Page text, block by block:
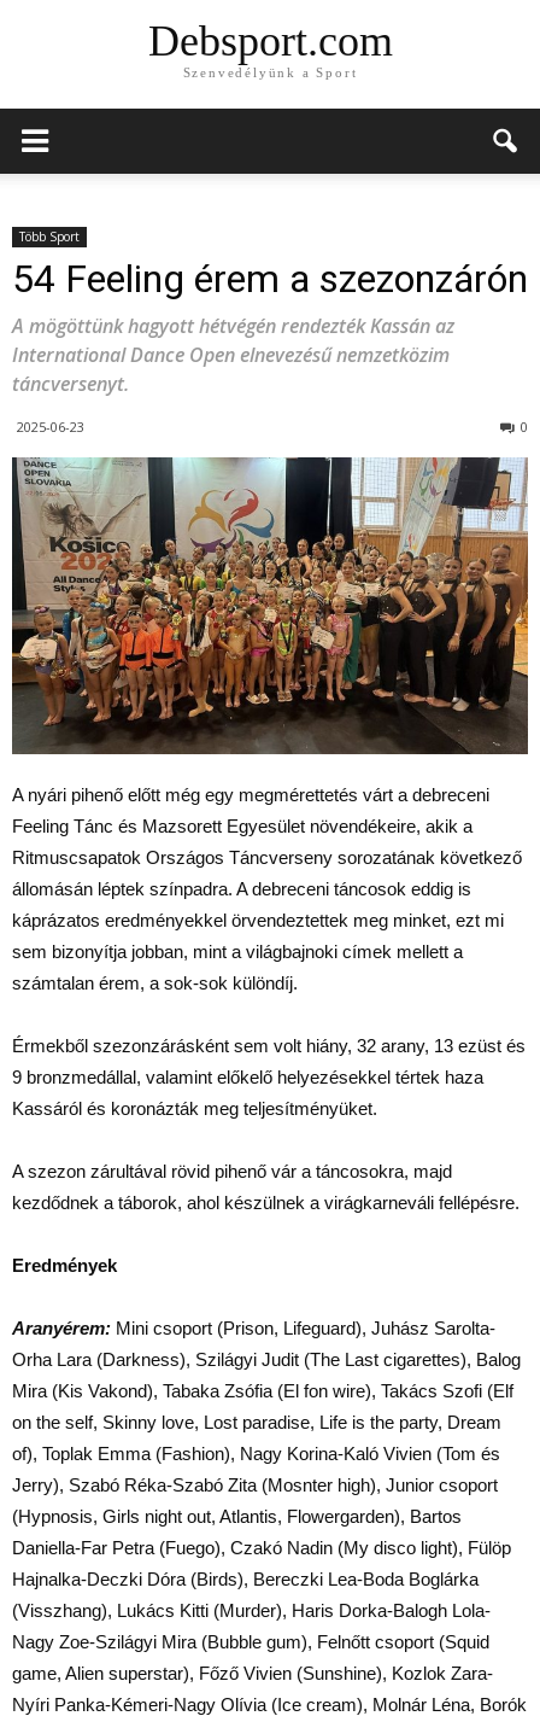
Debsport.com
Szenvedélyünk a Sport
Több Sport
54 Feeling érem a szezonzárón
A mögöttünk hagyott hétvégén rendezték Kassán az
International Dance Open elnevezésű nemzetközim
táncversenyt.
2025-06-23 0
A nyári pihenő előtt még egy megmérettetés várt a debreceni
Feeling Tánc és Mazsorett Egyesület növendékeire, akik a
Ritmuscsapatok Országos Táncverseny sorozatának következő
állomásán léptek színpadra. A debreceni táncosok eddig is
káprázatos eredményekkel örvendeztettek meg minket, ezt mi
sem bizonyítja jobban, mint a világbajnoki címek mellett a
számtalan érem, a sok-sok különdíj.
Érmekből szezonzárásként sem volt hiány, 32 arany, 13 ezüst és
9 bronzmedállal, valamint előkelő helyezésekkel tértek haza
Kassáról és koronázták meg teljesítményüket.
A szezon zárultával rövid pihenő vár a táncosokra, majd
kezdődnek a táborok, ahol készülnek a virágkarneváli fellépésre.
Eredmények
Aranyérem: Mini csoport (Prison, Lifeguard), Juhász Sarolta-
Orha Lara (Darkness), Szilágyi Judit (The Last cigarettes), Balog
Mira (Kis Vakond), Tabaka Zsófia (El fon wire), Takács Szofi (Elf
on the self, Skinny love, Lost paradise, Life is the party, Dream
of), Toplak Emma (Fashion), Nagy Korina-Kaló Vivien (Tom és
Jerry), Szabó Réka-Szabó Zita (Mosnter high), Junior csoport
(Hypnosis, Girls night out, Atlantis, Flowergarden), Bartos
Daniella-Far Petra (Fuego), Czakó Nadin (My disco light), Fülöp
Hajnalka-Deczki Dóra (Birds), Bereczki Lea-Boda Boglárka
(Visszhang), Lukács Kitti (Murder), Haris Dorka-Balogh Lola-
Nagy Zoe-Szilágyi Mira (Bubble gum), Felnőtt csoport (Squid
game, Alien superstar), Főző Vivien (Sunshine), Kozlok Zara-
Nyíri Panka-Kémeri-Nagy Olívia (Ice cream), Molnár Léna, Borók